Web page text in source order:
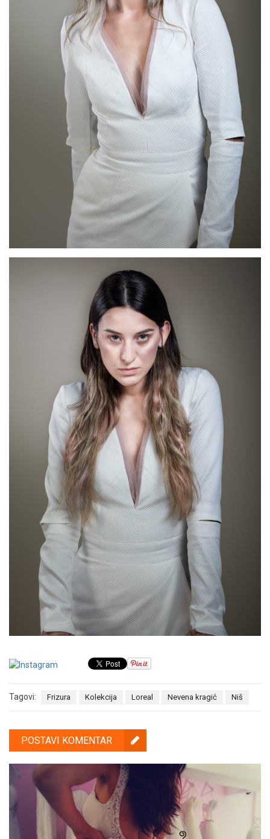
Tagovi: Frizura Kolekcija Loreal Nevena kragić Niš
POSTAVI KOMENTAR